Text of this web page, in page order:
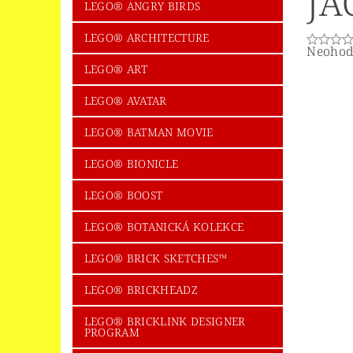
LEGO® ICONS/CREATOR EXPERT
LEGO® LED SVÍTÍCÍ KLÍČENKY
LEGO® MINECRAFT
LEGO® NEXO KNIGHTS
LEGO® NIKE
LEGO® PIRATES OF THE CARIBBEAN
LEGO® POWERPUFF GIRLS™
LEGO®
LEGO® SEASONAL + HOLIDAY
LEGO® SPOLEČENSKÉ HRY
LEGO® SUPER HEROES
LEGO® THE LEGO MOVIE
LEGO®
LEGO® TROLLS WORLD TOUR
SBĚRATELSKÉ KARTY - FOTBAL
OBCHODNÍ PODMÍNKY
NAPIŠTE NÁM
LEGO® ANGRY BIRDS
LEGO® ARCHITECTURE
LEGO® ART
LEGO® AVATAR
LEGO® BATMAN MOVIE
LEGO® BIONICLE
LEGO® BOOST
LEGO® BOTANICKÁ KOLEKCE
LEGO® BRICK SKETCHES™
LEGO® BRICKHEADZ
LEGO® BRICKLINK DESIGNER
PROGRAM